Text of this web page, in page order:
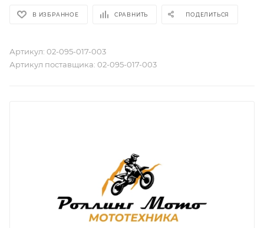
В ИЗБРАННОЕ СРАВНИТЬ ПОДЕЛИТЬСЯ
Артикул: 02-095-017-003
Артикул поставщика: 02-095-017-003